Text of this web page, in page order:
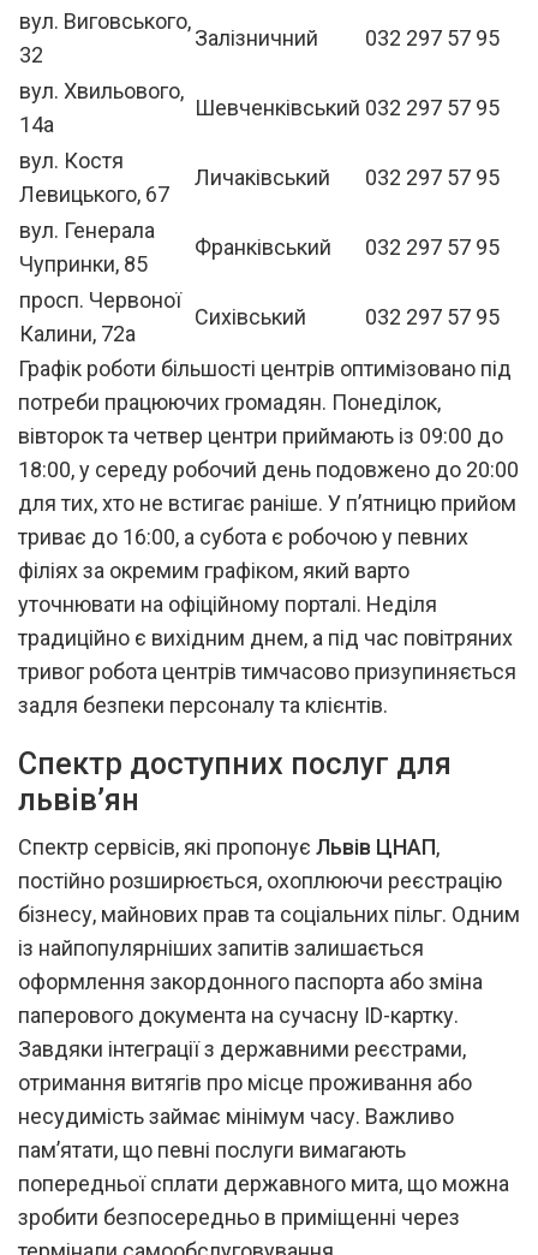
вул. Виговського,
32
Залізничний 032 297 57 95
вул. Хвильового,
14а
Шевченківський 032 297 57 95
вул. Костя
Левицького, 67
Личаківський 032 297 57 95
вул. Генерала
Чупринки, 85
Франківський 032 297 57 95
просп. Червоної
Калини, 72а
Сихівський 032 297 57 95
Графік роботи більшості центрів оптимізовано під
потреби працюючих громадян. Понеділок,
вівторок та четвер центри приймають із 09:00 до
18:00, у середу робочий день подовжено до 20:00
для тих, хто не встигає раніше. У п’ятницю прийом
триває до 16:00, а субота є робочою у певних
філіях за окремим графіком, який варто
уточнювати на офіційному порталі. Неділя
традиційно є вихідним днем, а під час повітряних
тривог робота центрів тимчасово призупиняється
задля безпеки персоналу та клієнтів.
Спектр доступних послуг для
львів’ян
Спектр сервісів, які пропонує Львів ЦНАП,
постійно розширюється, охоплюючи реєстрацію
бізнесу, майнових прав та соціальних пільг. Одним
із найпопулярніших запитів залишається
оформлення закордонного паспорта або зміна
паперового документа на сучасну ID-картку.
Завдяки інтеграції з державними реєстрами,
отримання витягів про місце проживання або
несудимість займає мінімум часу. Важливо
пам’ятати, що певні послуги вимагають
попередньої сплати державного мита, що можна
зробити безпосередньо в приміщенні через